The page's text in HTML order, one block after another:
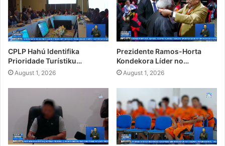
CPLP Hahú Identifika
Prioridade Turístiku…
August 1, 2026
Prezidente Ramos-Horta
Kondekora Líder no…
August 1, 2026